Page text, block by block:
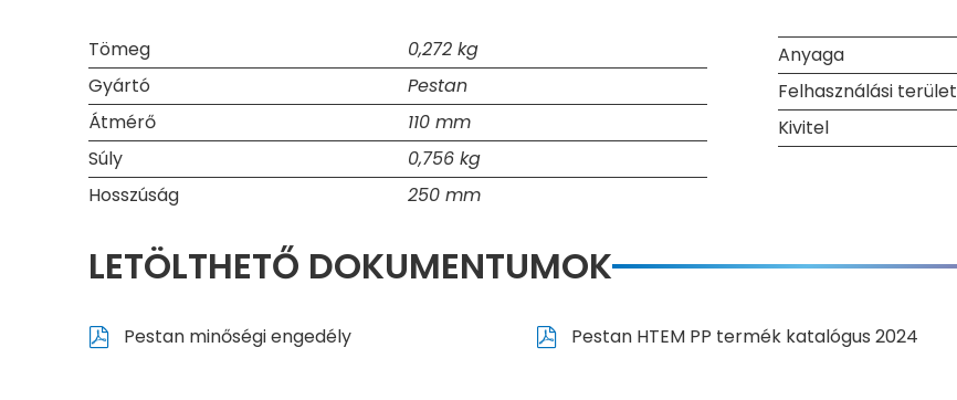
Tömeg
0,272 kg
Gyártó
Pestan
Átmérő
110 mm
Súly
0,756 kg
Hosszúság
250 mm
Anyaga
Felhasználási terület
Kivitel
LETÖLTHETŐ DOKUMENTUMOK
Pestan minőségi engedély Pestan HTEM PP termék katalógus 2024